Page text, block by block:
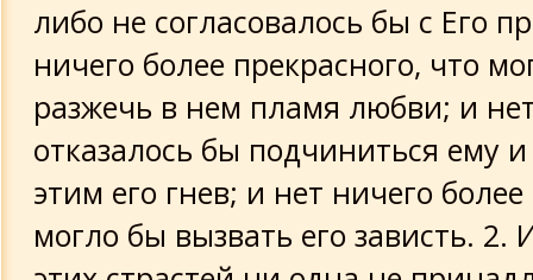
либо не согласовалось бы с Его
ничего более прекрасного, что
разжечь в нем пламя любви; и
отказалось бы подчиниться ему
этим его гнев; и нет ничего
могло бы вызвать его зависть. 2.
Исида Прорицательница своему
Фрагменты разные
Гермес к Тату
Ключ